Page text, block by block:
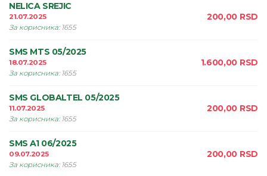
NELICA SREJIC
21.07.2025
За корисника: 1655
200,00 RSD
SMS MTS 05/2025
18.07.2025
За корисника: 1655
1.600,00 RSD
SMS GLOBALTEL 05/2025
11.07.2025
За корисника: 1655
200,00 RSD
SMS A1 06/2025
09.07.2025
За корисника: 1655
200,00 RSD